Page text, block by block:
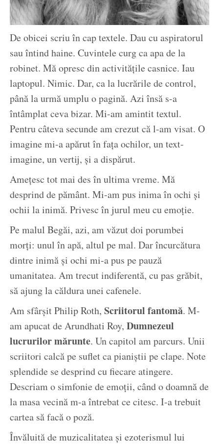
De obicei scriu în cap textele. Dau cu aspiratorul
sau întind haine. Cuvintele curg ca apa de la
robinet. Mă opresc din activitățile casnice. Iau
laptopul. Nimic. Dar, ca la lucrările de control,
până la urmă umplu o pagină. Azi însă s-a
întâmplat ceva bizar. Mi-am amintit textul.
Pentru câteva secunde am crezut că l-am visat. O
imagine mi-a apărut în fața ochilor, un text-
imagine, un vertij, și a dispărut.
Amețesc tot mai des în ultima vreme. Mă
desprind de pământ. Mi-am pus inima în ochi și
ochii la inimă. Privesc în jurul meu cu emoție.
Pe malul Begăi, azi, am văzut doi porumbei
morți: unul în apă, altul pe mal. Dar încurcătura
dintre inimă și ochi mi-a pus pe pauză
umanitatea. Am trecut indiferentă, cu pas grăbit,
să ajung la căldura unei cafenele.
Am sfârșit Philip Roth, Scriitorul fantomă. M-
am apucat de Arundhati Roy, Dumnezeul
lucrurilor mărunte. Un capitol am parcurs. Unii
scriitori calcă pe suflet ca pianiștii pe clape. Note
splendide se desprind cu fiecare atingere.
Descriam o simfonie de emoții, când o doamnă de
la masa vecină m-a întrebat ce citesc. I-a trebuit
cartea să facă o poză.
Învăluită de muzicalitatea și ezoterismul lui